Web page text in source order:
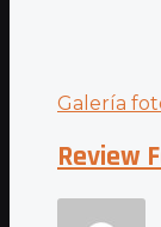
Galería
Review